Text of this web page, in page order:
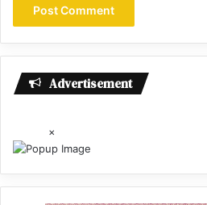
Advertisement
×